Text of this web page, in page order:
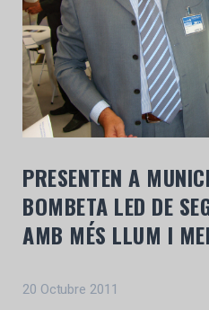
PRESENTEN A
BOMBETA LED DE
AMB MÉS LLUM I
20 Octubre 2011